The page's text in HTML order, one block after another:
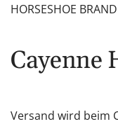
HORSESHOE BRAND
Cayenne
Versand wird beim